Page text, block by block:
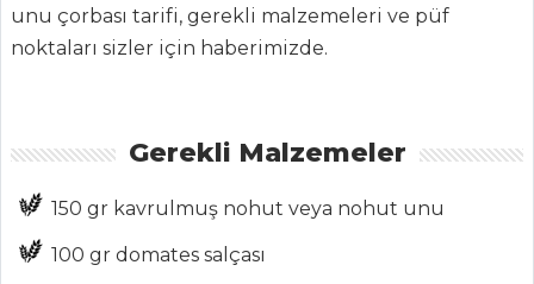
Aktüel
MENÜLER
unu çorbası tarifi, gerekli malzemeleri ve püf
noktaları sizler için haberimizde.
Gerekli Malzemeler
150 gr kavrulmuş nohut veya nohut unu
100 gr domates salçası